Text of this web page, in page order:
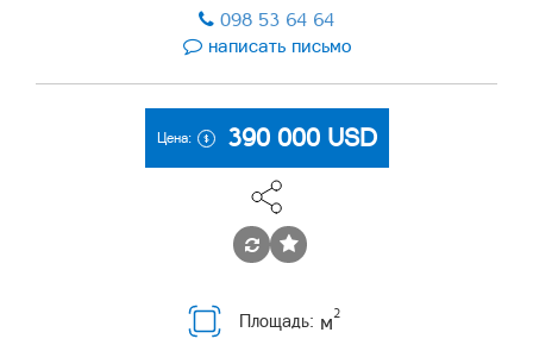
098 53 64 64
написать письмо
Цена: 390 000 USD
Площадь: м2